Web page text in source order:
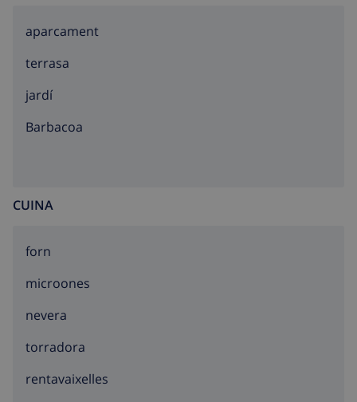
aparcament
terrasa
jardí
barbacoa
CUINA
forn
microones
nevera
torradora
rentavaixelles